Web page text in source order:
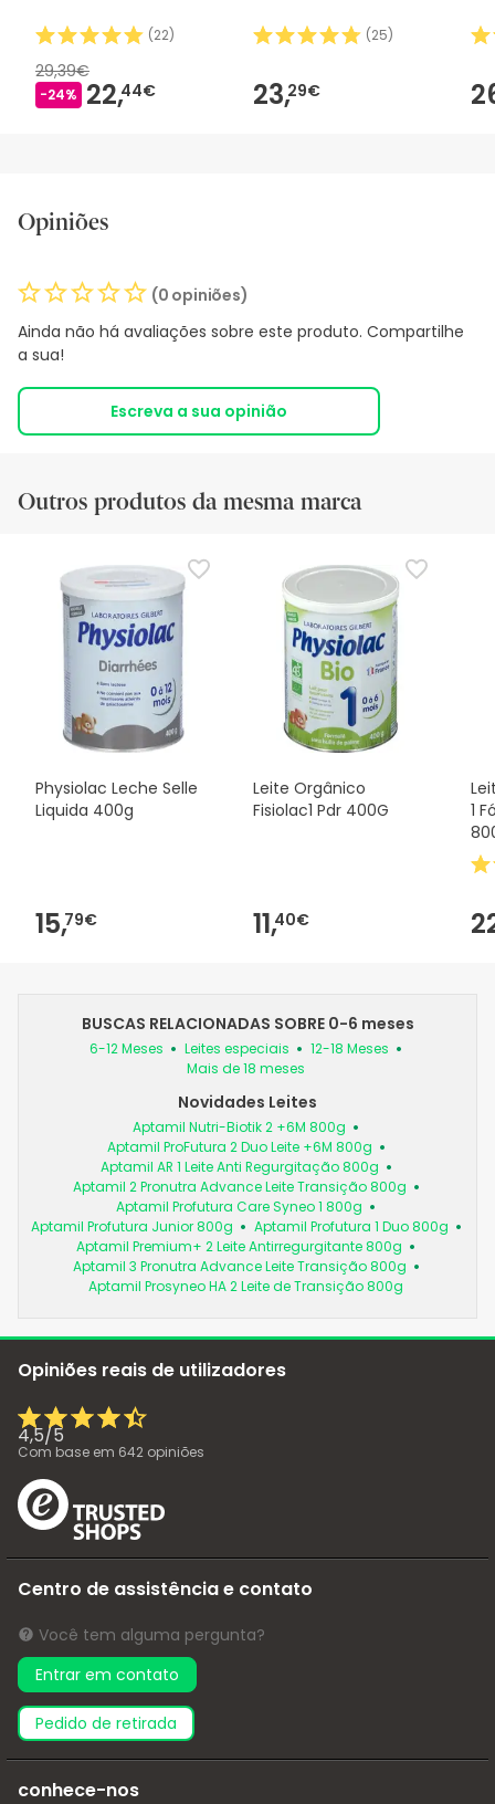
(22)
29,39€
-24% 22,44€
(25)
23,29€
Opiniões
(0 opiniões)
Ainda não há avaliações sobre este produto. Compartilhe
a sua!
Escreva a sua opinião
Outros produtos da mesma marca
Physiolac Leche Selle
Liquida 400g
15,79€
Leite Orgânico
Fisiolac1 Pdr 400G
11,40€
1
BUSCAS RELACIONADAS SOBRE 0-6 meses
6-12 Meses Leites especiais
12-18 Meses
Mais de 18 meses
Novidades Leites
Aptamil Nutri-Biotik 2 +6M 800g
Aptamil ProFutura 2 Duo Leite +6M 800g
Aptamil AR 1 Leite Anti Regurgitação 800g
Aptamil 2 Pronutra Advance Leite Transição 800g
Aptamil Profutura Care Syneo 1 800g
Aptamil Profutura Junior 800g
Aptamil Profutura 1 Duo 800g
Aptamil Premium+ 2 Leite Antirregurgitante 800g
Aptamil 3 Pronutra Advance Leite Transição 800g
Aptamil Prosyneo HA 2 Leite de Transição 800g
Opiniões reais de utilizadores
4,5/5
Com base em 642 opiniões
Centro de assistência e contato
Você tem alguma pergunta?
Entrar em contato
pedido de retirada
conhece-nos